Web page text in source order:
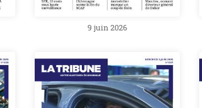
9 juin 2026